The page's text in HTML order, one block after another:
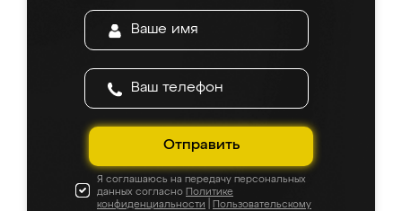
Отправить
Я соглашаюсь на передачу персональных
данных согласно Политике
конфиденциальности
Пользовательскому